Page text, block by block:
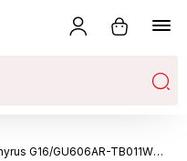
ASUS ROG Zephyrus G16/GU606AR-TB011WZ/U9-386H/16"/2560x1600/32GB/1TB/RTX 5070Ti/W11H/White/2R